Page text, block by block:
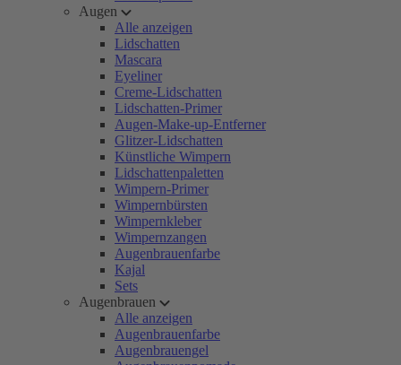
Augen
Alle anzeigen
Lidschatten
Mascara
Eyeliner
Creme-Lidschatten
Lidschatten-Primer
Augen-Make-up-Entferner
Glitzer-Lidschatten
Künstliche Wimpern
Lidschattenpaletten
Wimpern-Primer
Wimpernbürsten
Wimpernkleber
Wimpernzangen
Augenbrauenfarbe
Kajal
Sets
Augenbrauen
Alle anzeigen
Augenbrauenfarbe
Augenbrauengel